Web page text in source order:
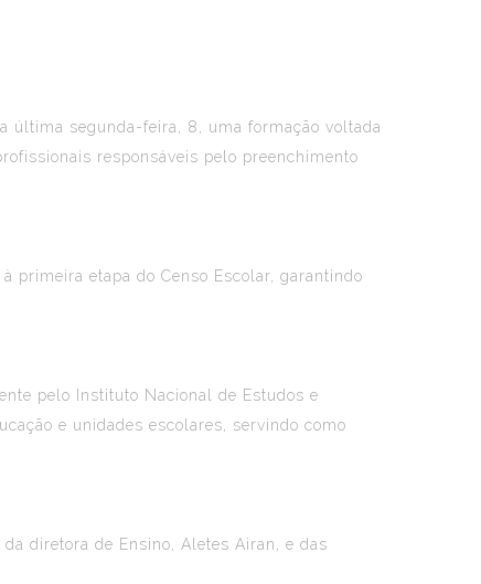
última segunda-feira, 8, uma formação voltada
responsáveis pelo preenchimento
primeira etapa do Censo Escolar, garantindo
pelo Instituto Nacional de Estudos e
e unidades escolares, servindo como
diretora de Ensino, Aletes Airan, e das